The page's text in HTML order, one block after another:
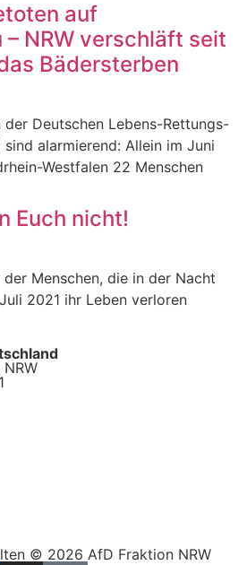
auf
– NRW verschläft seit
Bädersterben
der Deutschen Lebens-Rettungs-
sind alarmierend: Allein im Juni
Westfalen 22 Menschen
Euch nicht!
Menschen, die in der Nacht
2021 ihr Leben verloren
© 2026 AfD Fraktion NRW